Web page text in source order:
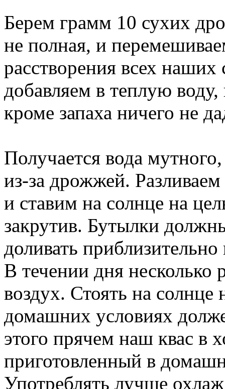
добавляем в теплую
кроме запаха ничего не
Получается вода
из-за дрожжей.
и ставим на солнце на
доливать
В течении дня несколько
воздух. Стоять на
домашних условиях
этого прячем наш квас в
приготовленный в
Употреблять лучше